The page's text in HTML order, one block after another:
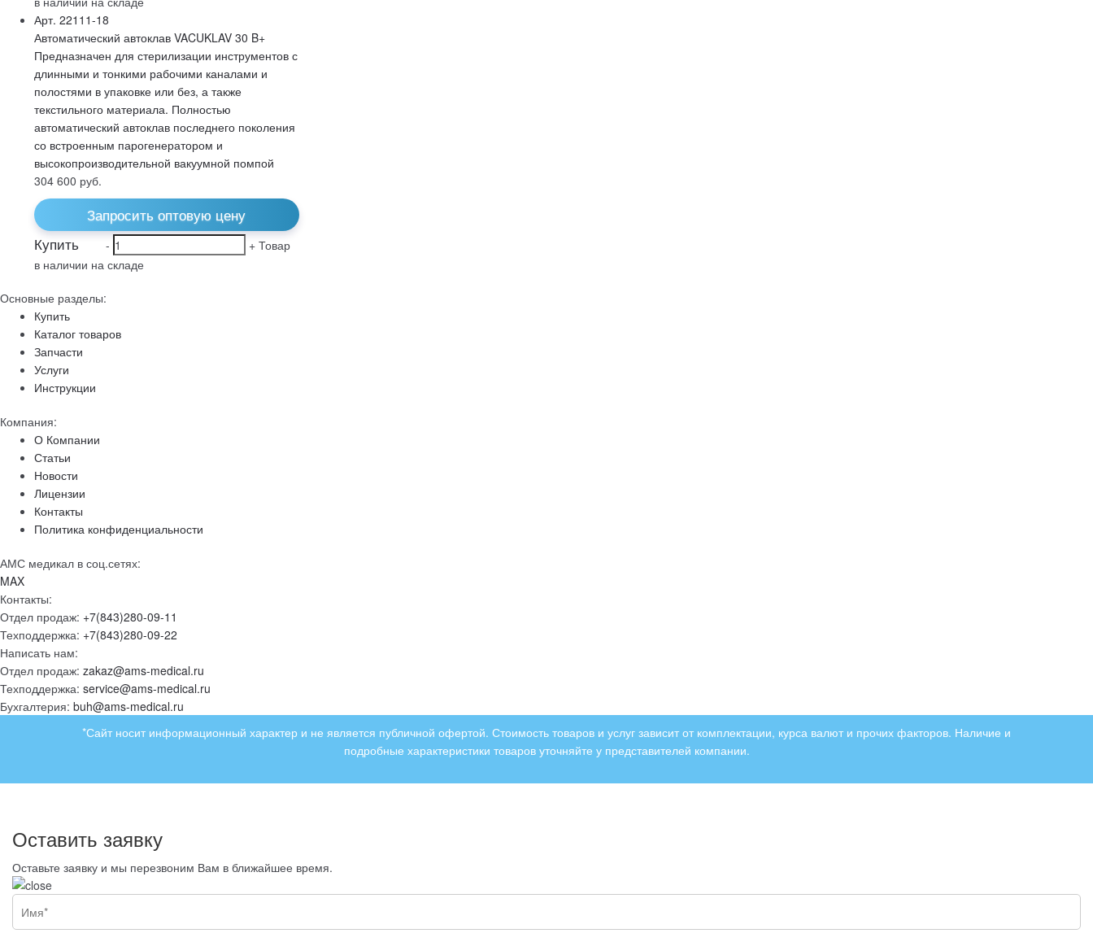
Арт. 22111-18
Автоматический автоклав VACUKLAV 30 B+
Предназначен для стерилизации инструментов с
длинными и тонкими рабочими каналами и
полостями в упаковке или без, а также
текстильного материала. Полностью
автоматический автоклав последнего поколения
со встроенным парогенератором и
высокопроизводительной вакуумной помпой
304 600 руб.
Запросить оптовую цену
Купить
- + Товар
в наличии на складе
Основные разделы:
Купить
Каталог товаров
Запчасти
Услуги
Инструкции
Компания:
О Компании
Статьи
Новости
Лицензии
Контакты
Политика конфиденциальности
АМС медикал в соц.сетях:
MAX
Контакты:
Отдел продаж: +7(843)280-09-11
Техподдержка: +7(843)280-09-22
Написать нам:
Отдел продаж: zakaz@ams-medical.ru
Техподдержка: service@ams-medical.ru
Бухгалтерия: buh@ams-medical.ru
*Сайт носит информационный характер и не является публичной офертой. Стоимость товаров и услуг зависит от комплектации, курса валют и прочих факторов. Наличие и
подробные характеристики товаров уточняйте у представителей компании.
Оставить заявку
Оставьте заявку и мы перезвоним Вам в ближайшее время.